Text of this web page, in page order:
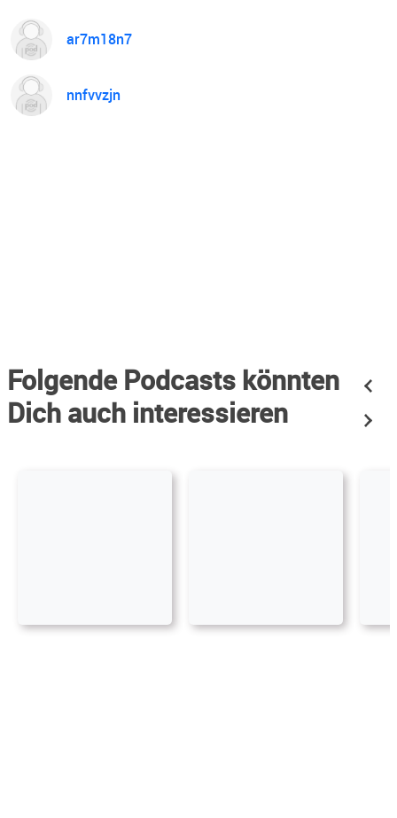
ar7m18n7
nnfvvzjn
Folgende Podcasts könnten
Dich auch interessieren